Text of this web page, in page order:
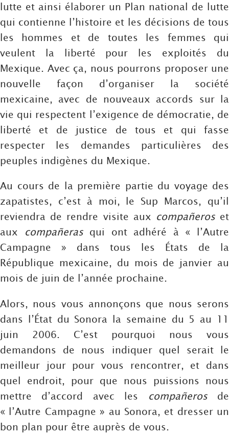
lutte et ainsi élaborer un Plan national de lutte
qui contienne l’histoire et les décisions de tous
les hommes et de toutes les femmes qui
veulent la liberté pour les exploités du
Mexique. Avec ça, nous pourrons proposer une
nouvelle façon d’organiser la société
mexicaine, avec de nouveaux accords sur la
vie qui respectent l’exigence de démocratie, de
liberté et de justice de tous et qui fasse
respecter les demandes particulières des
peuples indigènes du Mexique.
Au cours de la première partie du voyage des
zapatistes, c’est à moi, le Sup Marcos, qu’il
reviendra de rendre visite aux compañeroset
aux
compañerasqui ont adhéré à « l’Autre
Campagne » dans tous les États de la
République mexicaine, du mois de janvier au
mois de juin de l’année prochaine.
Alors, nous vous annonçons que nous serons
dans l’État du Sonora la semaine du 5 au 11
juin 2006. C’est pourquoi nous vous
demandons de nous indiquer quel serait le
meilleur jour pour vous rencontrer, et dans
quel endroit, pour que nous puissions nous
mettre d’accord avec les
compañerosde
« l’Autre Campagne » au Sonora, et dresser un
bon plan pour être auprès de vous.